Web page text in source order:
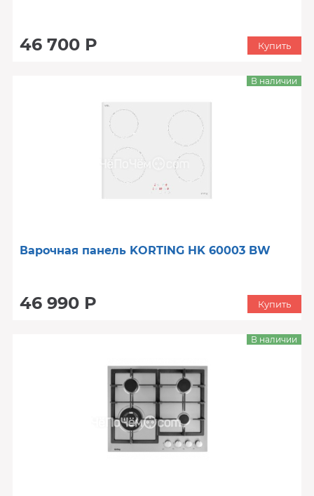
46 700 Р Купить
Варочная панель KORTING HK 60003 BW
46 990 Р
В наличии
Купить
В наличии